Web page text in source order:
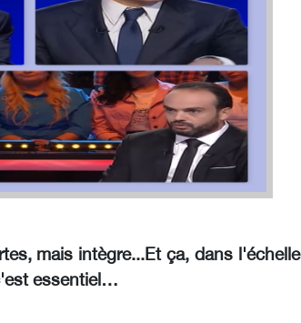
mais intègre...Et ça, dans l'échelle
essentiel…